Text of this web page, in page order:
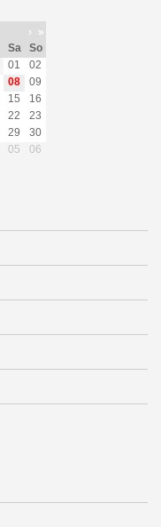
›
»
Sa
So
01
02
08
09
15
16
22
23
29
30
05 06